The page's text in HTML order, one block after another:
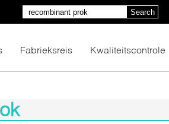
Search
Fabrieksreis Kwaliteitscontrole